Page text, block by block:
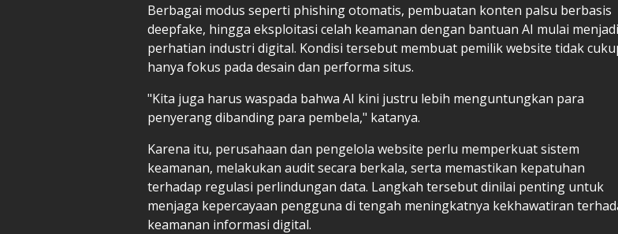
Berbagai modus seperti phishing otomatis, pembuatan konten palsu berbasis
deepfake, hingga eksploitasi celah keamanan dengan bantuan AI mulai menjadi
perhatian industri digital. Kondisi tersebut membuat pemilik website tidak
hanya fokus pada desain dan performa situs.
"Kita juga harus waspada bahwa AI kini justru lebih menguntungkan para
penyerang dibanding para pembela," katanya.
Karena itu, perusahaan dan pengelola website perlu memperkuat sistem
keamanan, melakukan audit secara berkala, serta memastikan kepatuhan
terhadap regulasi perlindungan data. Langkah tersebut dinilai penting untuk
menjaga kepercayaan pengguna di tengah meningkatnya kekhawatiran
keamanan informasi digital.